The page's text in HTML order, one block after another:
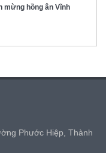
mừng hồng ân Vĩnh
Phước Hiệp, Thành